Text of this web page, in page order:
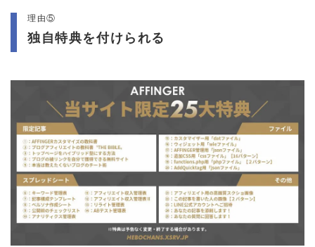
理由⑤
独自特典を付けられる